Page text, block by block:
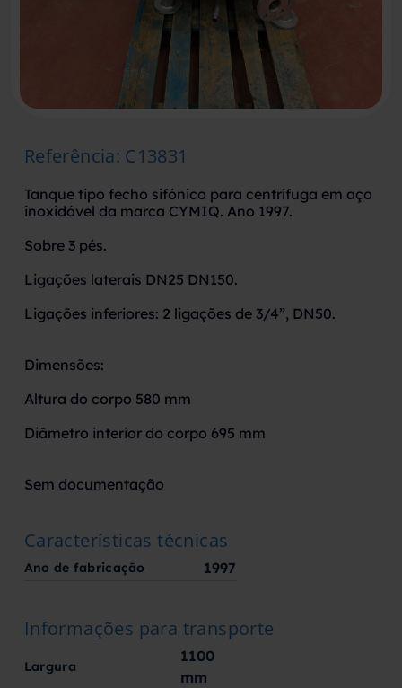
Referência: C13831
Tanque tipo fecho sifónico para centrífuga em aço
inoxidável da marca CYMIQ. Ano 1997.
Sobre 3 pés.
Ligações laterais DN25 DN150.
Ligações inferiores: 2 ligações de 3/4”, DN50.
Dimensões:
Altura do corpo 580 mm
Diâmetro interior do corpo 695 mm
Sem documentação
Características técnicas
Ano de fabricação 1997
Informações para transporte
Largura
1100
mm